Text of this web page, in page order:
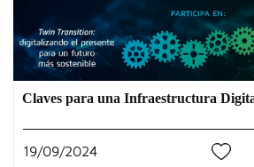
Claves para una Infraestructura
19/09/2024